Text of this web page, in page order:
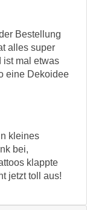
Bestellung
alles super
ist mal etwas
eine Dekoidee
kleines
bei,
klappte
jetzt toll aus!